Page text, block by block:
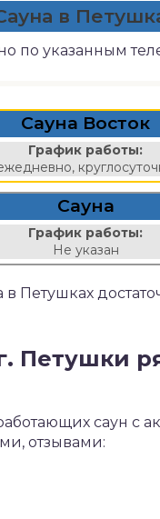
в
по указанным
Сауна Восток
График работы:
Сауна
График работы:
Не указан
в Петушках
Петушки
саун с
отзывами: